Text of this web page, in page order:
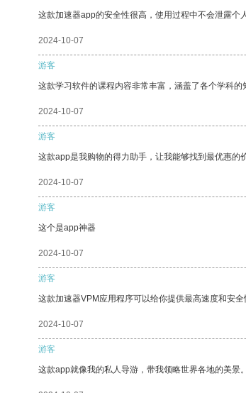
这款加速器app的安全性很高，使用过程中不会泄露个
2024-10-07
游客
这款学习软件的课程内容非常丰富，涵盖了各个学科
2024-10-07
游客
这款app是我购物的得力助手，让我能够找到最优惠的
2024-10-07
游客
这个是app神器
2024-10-07
游客
这款加速器VPM应用程序可以给你提供最高速度和安
2024-10-07
游客
这款app就像我的私人导游，带我领略世界各地的美景。